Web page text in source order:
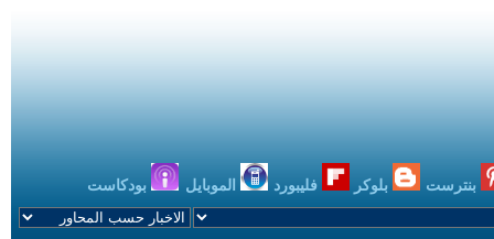
بنترست بلوكر فليبورد الموبايل بودكاست